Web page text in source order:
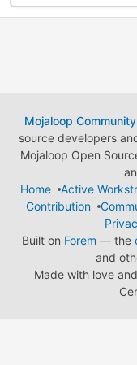
Mojaloop
source developers
Mojaloop Open
Home
Active
Contribution
Built on Forem — the
and
Made with love and